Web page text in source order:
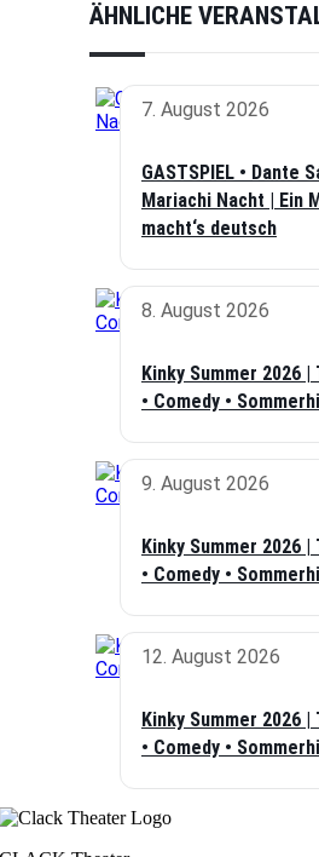
ÄHNLICHE
7. August 2026
GASTSPIEL • Dante
Mariachi Nacht | Ein
macht‘s deutsch
8. August 2026
Kinky Summer 2026
• Comedy •
9. August 2026
Kinky Summer 2026
• Comedy •
12. August 2026
Kinky Summer 2026
• Comedy •